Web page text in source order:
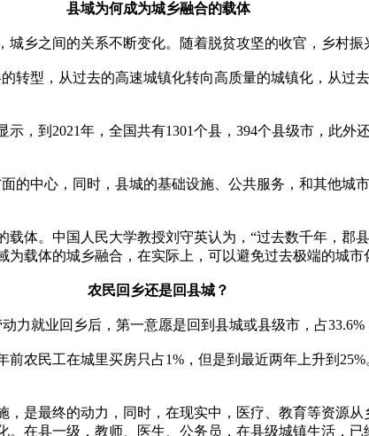
县域为何成为城乡融合的载体
乡之间的关系不断变化。随着脱贫攻坚的收官，乡村振
转型，从过去的高速城镇化转向高质量的城镇化，从过
，到2021年，全国共有1301个县，394个县级市，此外
的中心，同时，县城的基础设施、公共服务，和其他城
体。中国人民大学教授刘守英认为，“过去数千年，郡
载体的城乡融合，在实际上，可以避免过去极端的城市
农民回乡还是回县城？
力就业回乡后，第一意愿是回到县城或县级市，占33.6%
农民工在城里买房只占1%，但是到最近两年上升到
是最终的动力，同时，在现实中，医疗、教育等资源
在县一级，教师、医生、公务员，在县级城镇生活，